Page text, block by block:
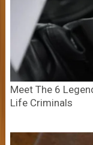
Meet The 6
Life Criminals